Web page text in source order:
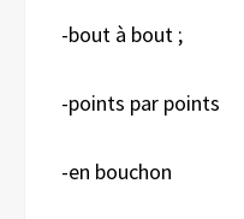
-bout à bout ;
-points par points
-en bouchon